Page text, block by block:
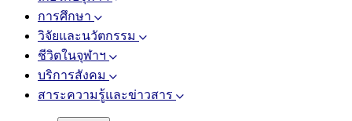
การศึกษา
วิจัยและนวัตกรรม
ชีวิตในจุฬาฯ
บริการสังคม
สาระความรู้และข่าวสาร